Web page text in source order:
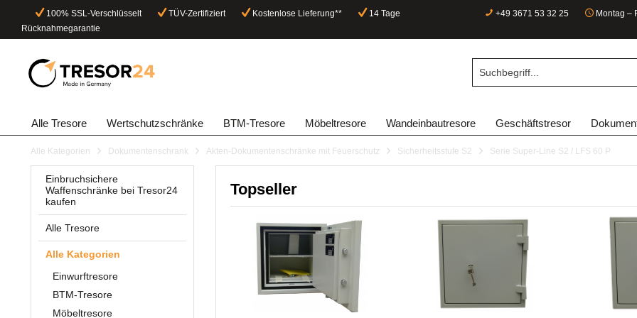
100% SSL-Verschlüsselt TÜV-Zertifiziert Kostenlose Lieferung**
14 Tage
Rücknahmegarantie
+49 3671 53 32 25 Montag –
Alle Tresore Wertschutzschränke BTM-Tresore Möbeltresore Wandeinbautresore Geschäftstresor
Alle Kategorien Dokumentenschrank Akten-Dokumentenschränke mit Feuerschutz Sicherheitsstufe S2 Serie Super-Line S2 / LFS 60 P
Einbruchsichere
Waffenschränke bei Tresor24
kaufen
Alle Tresore
Alle Kategorien
Einwurftresore
BTM-Tresore
Möbeltresore
Topseller